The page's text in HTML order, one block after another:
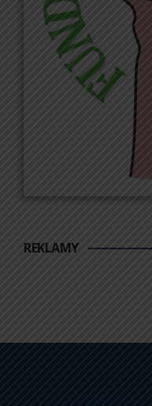
REKLAMY